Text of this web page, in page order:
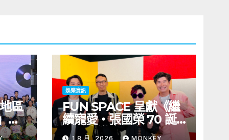
區
藝
娛樂資訊
FUN SPACE 呈獻《繼
續寵愛・張國榮 70 誕
辰・音樂會》 門票 8 月
1 8 月, 2026 MONKEY